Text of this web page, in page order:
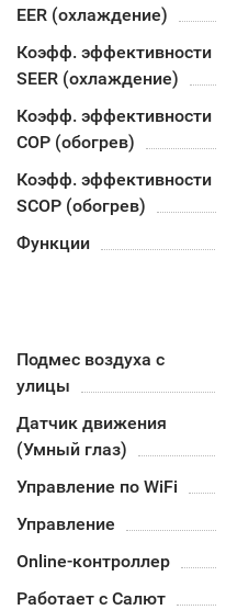
EER (охлаждение)
Коэфф. эффективности
SEER (охлаждение)
Коэфф. эффективности
COP (обогрев)
Коэфф. эффективности
SCOP (обогрев)
Функции
Подмес воздуха с
улицы
Датчик движения
(Умный глаз)
Управление по WiFi
Управление
Online-контроллер
Работает с Салют